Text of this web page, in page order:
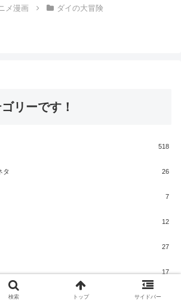
メ漫画 ダイの大冒険
リーです！
518
タ 26
7
12
27
17
検索 トップ サイドバー